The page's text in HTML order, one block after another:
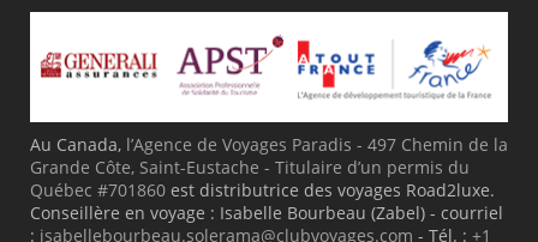
Au Canada, l’Agence de Voyages Paradis - 497 Chemin de la
Grande Côte, Saint-Eustache - Titulaire d’un permis du
Québec #701860 est distributrice des voyages Road2luxe.
Conseillère en voyage : Isabelle Bourbeau (Zabel) - courriel
: isabellebourbeau.solerama@clubvoyages.com - Tél. : +1